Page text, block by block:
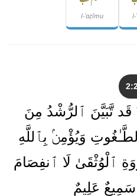
l-
l-ʿaẓīmu
قَد تَّبَيَّنَ ٱلرُّشْدُ مِنَ
وَيُؤْمِنۢ بِٱللَّهِ
ٱلْوُثْقَىٰ لَا ٱنفِصَامَ
سَمِيعٌ عَلِيمٌ